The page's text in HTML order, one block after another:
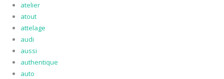
atelier
atout
attelage
audi
aussi
authentique
auto